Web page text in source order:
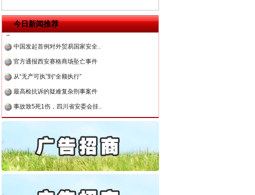
今日新闻推荐
中方对6家美国实体采取反制措..
中国发起首例对外贸易国家安全..
官方通报西安赛格商场坠亡事件
从“无产可执”到“全额执行”
最高检抗诉的疑难复杂刑事案件
事故致5死1伤，四川省安委会挂..
近期涉私家车群死群伤事故多发..
一纸欠条伤亲情 巡回调解促和..
26万保费，离婚时为何要分走一..
杨天誉，不得录用为公务员